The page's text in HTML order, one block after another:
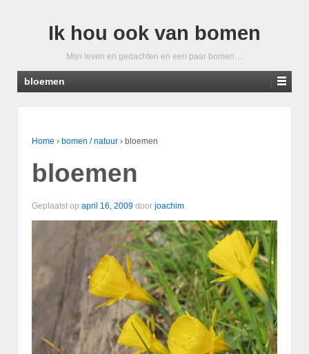
Ik hou ook van bomen
Mijn leven en gedachten en een paar bomen…
bloemen
Home › bomen / natuur › bloemen
bloemen
Geplaatst op april 16, 2009 door joachim